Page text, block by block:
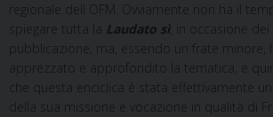
regionale dell OFM. Ovviamente non ha il
spiegare tutta la Laudato sì, in occasione
pubblicazione, ma, essendo un frate minore,
apprezzato e approfondito la tematica, e
che questa enciclica è stata effettivamente
della sua missione e vocazione in qualità di